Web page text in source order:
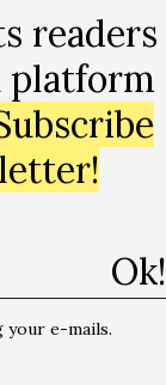
son
de
que al final,
de lo que
de
no podrían
readers
platform
your e-mails.